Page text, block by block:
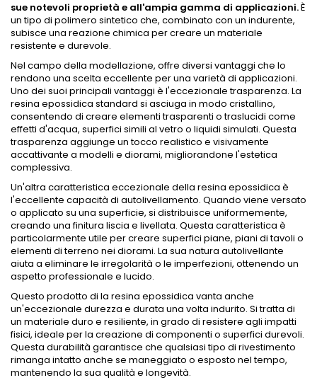
sue notevoli proprietà e all'ampia gamma di applicazioni.È
un tipo di polimero sintetico che, combinato con un indurente,
subisce una reazione chimica per creare un materiale
resistente e durevole.
Nel campo della modellazione, offre diversi vantaggi che lo
rendono una scelta eccellente per una varietà di applicazioni.
Uno dei suoi principali vantaggi è l'eccezionale trasparenza. La
resina epossidica standard si asciuga in modo cristallino,
consentendo di creare elementi trasparenti o traslucidi come
effetti d'acqua, superfici simili al vetro o liquidi simulati. Questa
trasparenza aggiunge un tocco realistico e visivamente
accattivante a modelli e diorami, migliorandone l'estetica
complessiva.
Un'altra caratteristica eccezionale della resina epossidica è
l'eccellente capacità di autolivellamento. Quando viene versato
o applicato su una superficie, si distribuisce uniformemente,
creando una finitura liscia e livellata. Questa caratteristica è
particolarmente utile per creare superfici piane, piani di tavoli o
elementi di terreno nei diorami. La sua natura autolivellante
aiuta a eliminare le irregolarità o le imperfezioni, ottenendo un
aspetto professionale e lucido.
Questo prodotto di la resina epossidica vanta anche
un'eccezionale durezza e durata una volta indurito. Si tratta di
un materiale duro e resiliente, in grado di resistere agli impatti
fisici, ideale per la creazione di componenti o superfici durevoli.
Questa durabilità garantisce che qualsiasi tipo di rivestimento
rimanga intatto anche se maneggiato o esposto nel tempo,
mantenendo la sua qualità e longevità.